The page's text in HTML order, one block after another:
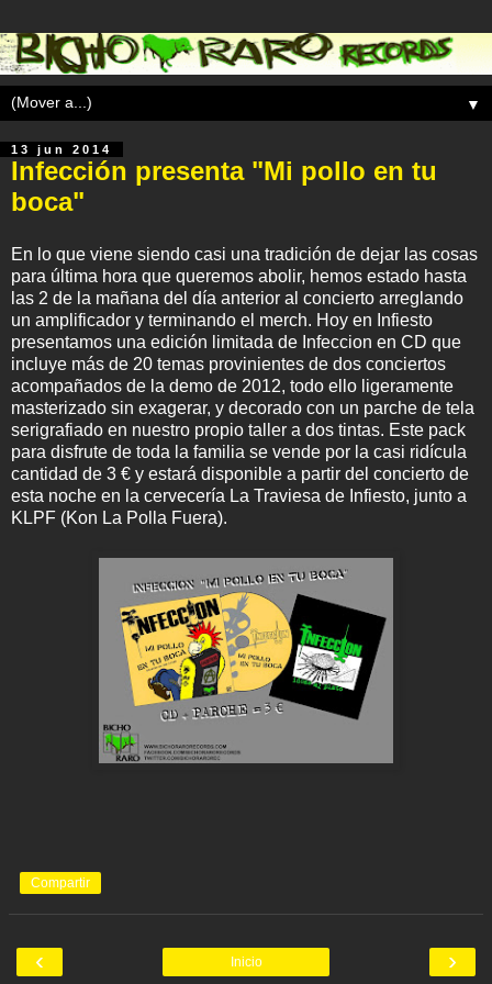
▼
13 jun 2014
Infección presenta "Mi pollo en tu
boca"
En lo que viene siendo casi una tradición de dejar las cosas
para última hora que queremos abolir, hemos estado hasta
las 2 de la mañana del día anterior al concierto arreglando
un amplificador y terminando el merch. Hoy en Infiesto
presentamos una edición limitada de Infeccion en CD que
incluye más de 20 temas provinientes de dos conciertos
acompañados de la demo de 2012, todo ello ligeramente
masterizado sin exagerar, y decorado con un parche de tela
serigrafiado en nuestro propio taller a dos tintas. Este pack
para disfrute de toda la familia se vende por la casi ridícula
cantidad de 3 € y estará disponible a partir del concierto de
esta noche en la cervecería La Traviesa de Infiesto, junto a
KLPF (Kon La Polla Fuera).
Compartir
‹ ›
Inicio